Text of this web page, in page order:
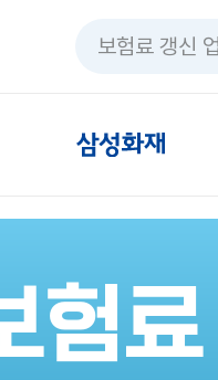
보험료 갱신
험료